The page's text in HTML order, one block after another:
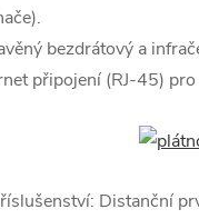
bezdrátový a
připojení (RJ-45)
Distanční